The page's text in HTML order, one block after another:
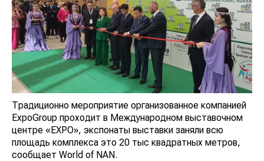
Традиционно мероприятие организованное компанией
ExpoGroup проходит в Международном выставочном
центре «ЕХРО», экспонаты выставки заняли всю
площадь комплекса это 20 тыс квадратных метров,
сообщает World of NAN.